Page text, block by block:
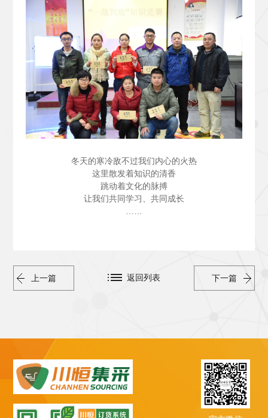
冬天的寒冷敌不过我们内心的火热
这里散发着知识的清香
跳动着文化的脉搏
让我们共同学习、共同成长
上一篇 下一篇
返回列表